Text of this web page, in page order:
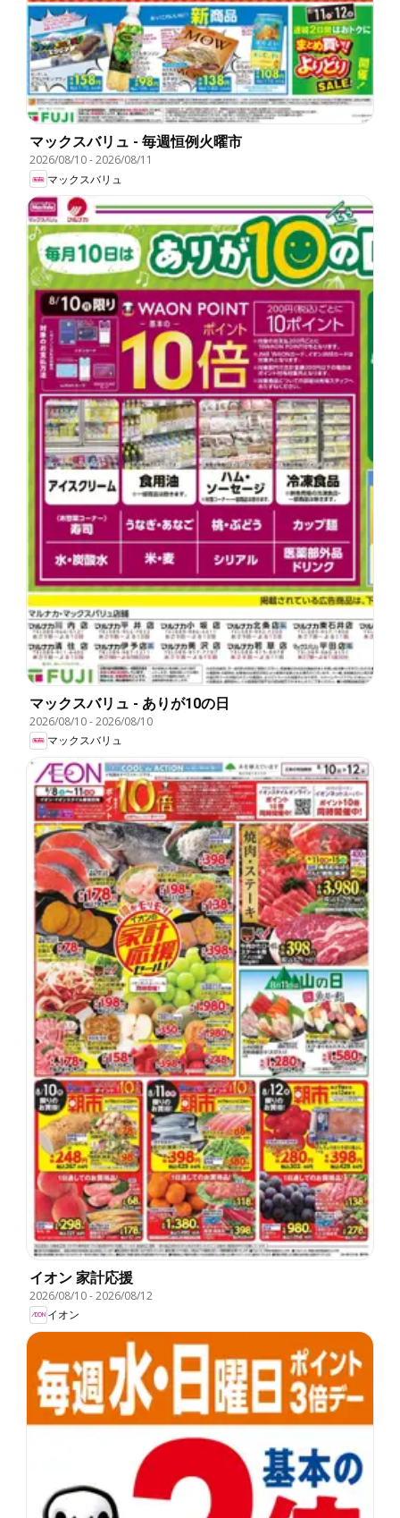
マックスバリュ - 毎週恒例火曜市
2026/08/10-2026/08/11
マックスバリュ
マックスバリュ - ありが10の日
2026/08/10-2026/08/10
マックスバリュ
イオン 家計応援
2026/08/10-2026/08/12
イオン